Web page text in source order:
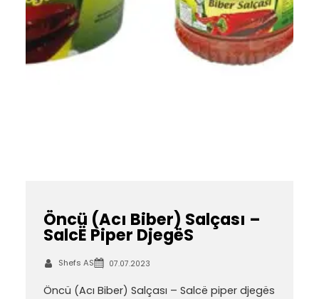
Öncü (Acı Biber) Salçası –
SalcË Piper DjegëS
Shefs AS 07.07.2023
Öncü (Acı Biber) Salçası – Salcë piper djegës